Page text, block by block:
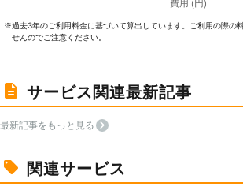
※過去3年のご利⽤料⾦に基づいて算出しています。ご利⽤の際の
せんのでご注意ください。
サービス関連最新記事
最新記事をもっと見る
関連サービス